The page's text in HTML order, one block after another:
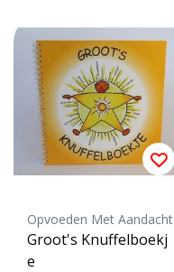
Opvoeden Met Aandacht
Groot's Knuffelboekj
e